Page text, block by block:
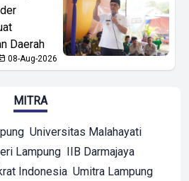
Daerah
08-Aug-2026
MITRA
Universitas Malahayati
Lampung IIB Darmajaya
Indonesia Umitra Lampung